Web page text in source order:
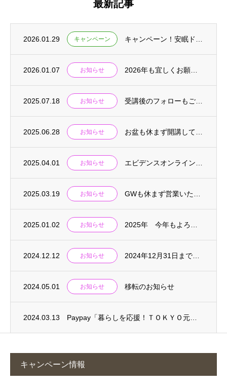
最新記事
2026.01.29 キャンペーン
2026.01.07 お知らせ
2025.07.18 お知らせ
2025.06.28 お知らせ
2025.04.01 お知らせ
2025.03.19 お知らせ
2025.01.02 お知らせ
2024.12.12 お知らせ
2024.05.01 お知らせ 移転のお知らせ
2024.03.13
キャンペーン情報